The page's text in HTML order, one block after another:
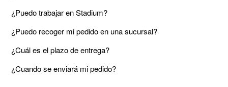
¿Puedo trabajar en Stadium?
¿Puedo recoger mi pedido en una sucursal?
¿Cuál es el plazo de entrega?
¿Cuando se enviará mi pedido?